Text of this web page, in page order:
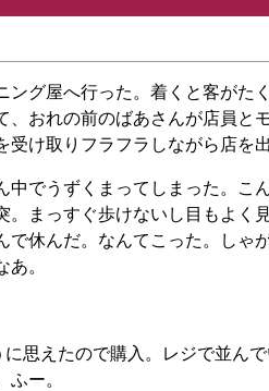
ング屋へ行った。着くと客がた
おれの前のばあさんが店員と
け取りフラフラしながら店を出
中でうずくまってしまった。こ
まっすぐ歩けないし目もよく
で休んだ。なんてこった。しゃ
。
思えたので購入。レジで並んで
ー。